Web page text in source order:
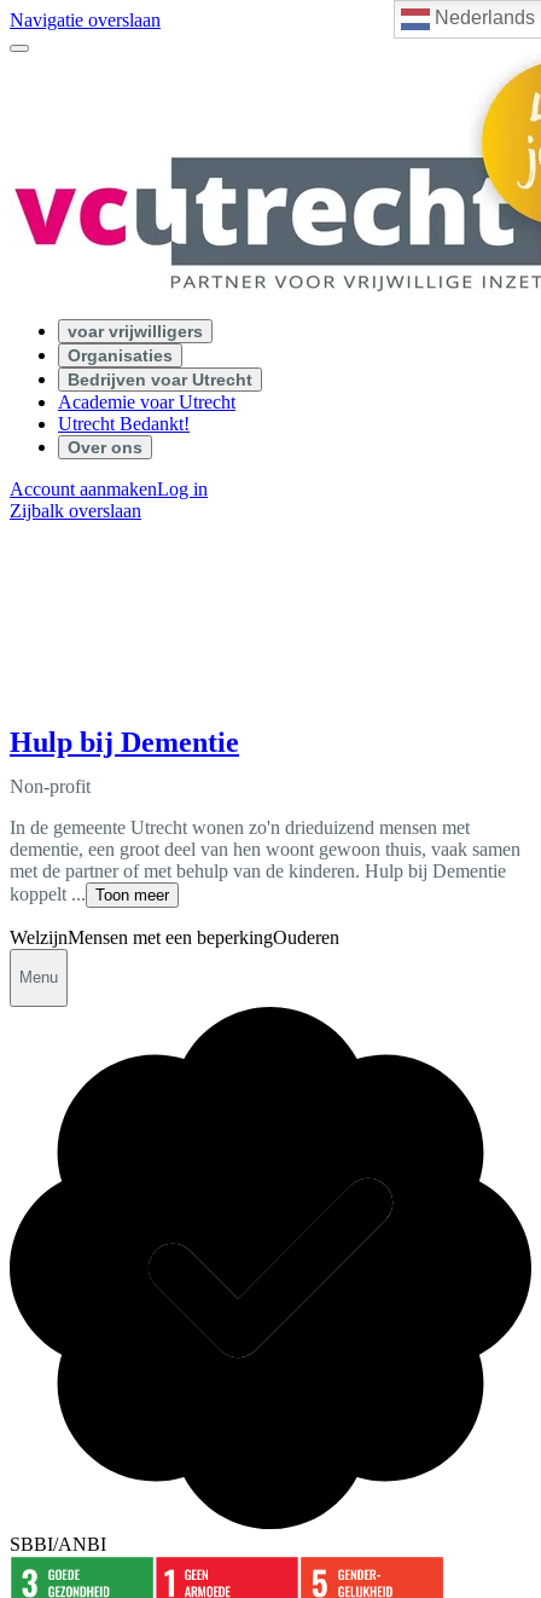
Nederlands
Navigatie overslaan
voar vrijwilligers
Organisaties
Bedrijven voar Utrecht
Academie voar Utrecht
Utrecht Bedankt!
Over ons
Account aanmakenLog in
Zijbalk overslaan
Hulp bij Dementie
Non-profit
In de gemeente Utrecht wonen zo'n drieduizend mensen met
dementie, een groot deel van hen woont gewoon thuis, vaak samen
met de partner of met behulp van de kinderen. Hulp bij Dementie
koppelt ... Toon meer
WelzijnMensen met een beperkingOuderen
Menu
SBBI/ANBI